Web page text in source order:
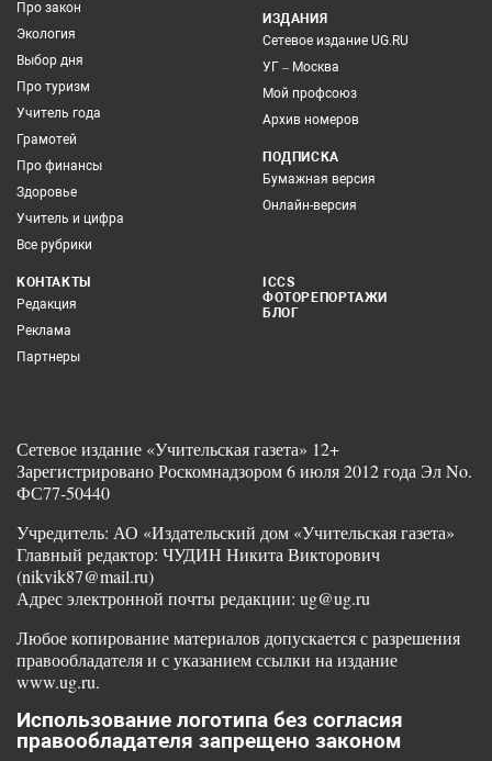
Про закон
Экология
Выбор дня
Про туризм
Учитель года
Грамотей
Про финансы
Здоровье
Учитель и цифра
Все рубрики
ИЗДАНИЯ
Сетевое издание UG.RU
УГ – Москва
Мой профсоюз
Архив номеров
ПОДПИСКА
Бумажная версия
Онлайн-версия
КОНТАКТЫ
Редакция
Реклама
Партнеры
ICCS
ФОТОРЕПОРТАЖИ
БЛОГ
Сетевое издание «Учительская газета» 12+
Зарегистрировано Роскомнадзором 6 июля 2012 года Эл No.
ФС77-50440
Учредитель: АО «Издательский дом «Учительская газета»
Главный редактор: ЧУДИН Никита Викторович
(nikvik87@mail.ru)
Адрес электронной почты редакции: ug@ug.ru
Любое копирование материалов допускается с разрешения
правообладателя и с указанием ссылки на издание
www.ug.ru.
Использование логотипа без согласия
правообладателя запрещено законом